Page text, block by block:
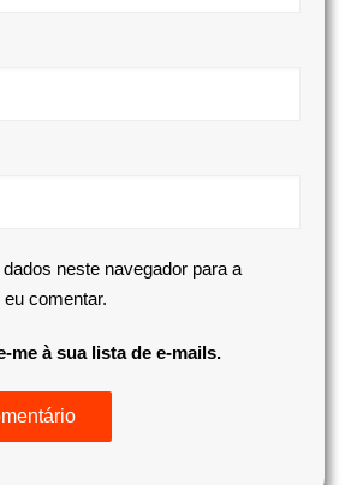
neste navegador para a
comentar.
me à sua lista de e-mails.